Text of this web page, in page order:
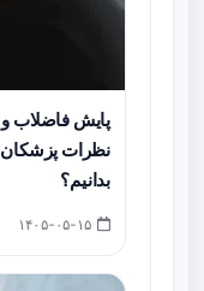
پایش فاضلاب و
نظرات پزشکان
بدانیم؟